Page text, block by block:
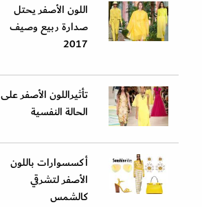
اللون الأصفر يحتل
صدارة ربيع وصيف
2017
تأثيراللون الأصفر على
الحالة النفسية
أكسسوارات باللون
الأصفر لتشرقي
كالشمس